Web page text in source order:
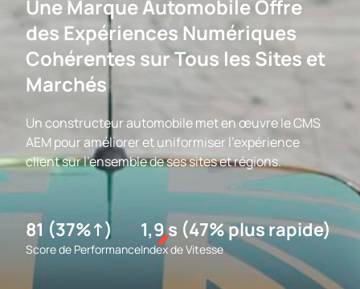
Une Marque Automobile Offre
des Expériences Numériques
Cohérentes sur Tous les Sites et
Marchés
Un constructeur automobile met en œuvre le CMS
AEM pour améliorer et uniformiser l'expérience
client sur l'ensemble de ses sites et régions.
81 (37%↑)
Score de Performance
1,9 s (47% plus rapide)
Index de Vitesse